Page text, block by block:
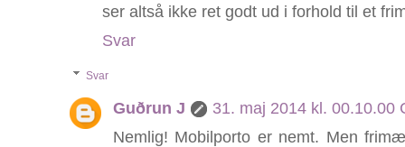
ser altså ikke ret godt ud i forhold til et
Svar
Svar
Guðrun J
31. maj 2014 kl. 00.10.00
Nemlig! Mobilporto er nemt. Men